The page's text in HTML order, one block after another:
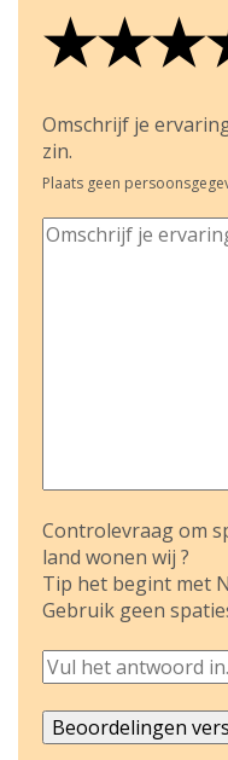
★
★★
★★★
★★★
★★★
Omschrijf je
zin.
Plaats geen
Controlevraag om
land wonen wij ?
Tip het begint met
Gebruik geen